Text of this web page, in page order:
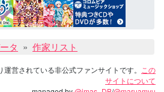
タ 作家リスト
運営されている非公式ファンサイトです。
この
サイトについて